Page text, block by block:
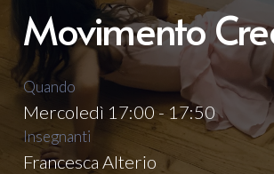
Movimento
Quando
Mercoledì 17:00 - 17:50
Insegnanti
Francesca Alterio